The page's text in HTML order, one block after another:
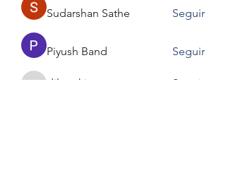
Sudarshan Sathe Seguir
Piyush Band Seguir
dilonakiovana
Seguir